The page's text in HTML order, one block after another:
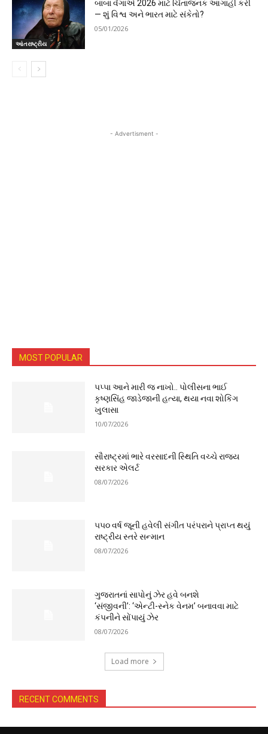
આંતરાષ્ટ્રીય
બાબા વેંગાએ 2026 માટે ચિંતાજનક આગાહી કરી
— શું વિશ્વ અને ભારત માટે સંકેતો?
05/01/2026
- Advertisment -
MOST POPULAR
પપ્પા આને મારી જ નાખો.. પોલીસના ભાઈ
કૃષ્ણસિંહ જાડેજાની હત્યા, થયા નવા શોકિંગ
ખુલાસા
10/07/2026
સૌરાષ્ટ્રમાં ભારે વરસાદની સ્થિતિ વચ્ચે રાજ્ય
સરકાર એલર્ટ
08/07/2026
૫૫૦ વર્ષ જૂની હવેલી સંગીત પરંપરાને પ્રાપ્ત થયું
રાષ્ટ્રીય સ્તરે સન્માન
08/07/2026
ગુજરાતનાં સાપોનું ઝેર હવે બનશે
‘સંજીવની’: ‘એન્ટી-સ્નેક વેનમ’ બનાવવા માટે
કંપનીને સોંપાયું ઝેર
08/07/2026
Load more
RECENT COMMENTS